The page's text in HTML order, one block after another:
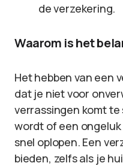
de verzekering.
Waarom is het
Het hebben van een
dat je niet voor
verrassingen komt te
wordt of een
snel oplopen. Een
bieden, zelfs als je